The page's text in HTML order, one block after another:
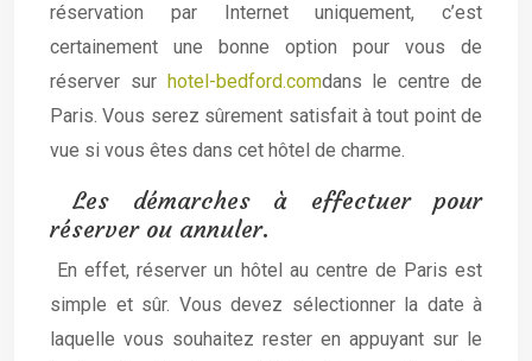
réservation par Internet uniquement, c’est
certainement une bonne option pour vous de
réserver sur hotel-bedford.comdans le centre de
Paris. Vous serez sûrement satisfait à tout point de
vue si vous êtes dans cet hôtel de charme.
Les démarches à effectuer pour
réserver ou annuler.
En effet, réserver un hôtel au centre de Paris est
simple et sûr. Vous devez sélectionner la date à
laquelle vous souhaitez rester en appuyant sur le